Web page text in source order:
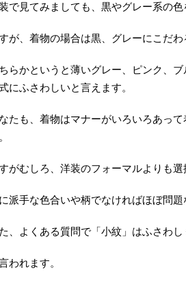
で見てみましても、黒やグレー系の色
が、着物の場合は黒、グレーにこだわ
らかというと薄いグレー、ピンク、
にふさわしいと言えます。
たも、着物はマナーがいろいろあっ
がむしろ、洋装のフォーマルよりも
派手な色合いや柄でなければほぼ問題
、よくある質問で「小紋」はふさわし
われます。